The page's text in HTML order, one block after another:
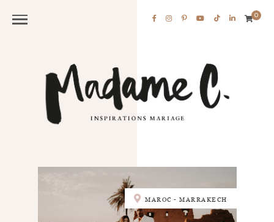
0
MAROC - MARRAKECH